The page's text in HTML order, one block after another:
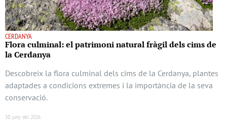
CERDANYA
Flora culminal: el patrimoni natural fràgil dels cims de
la Cerdanya
Descobreix la flora culminal dels cims de la Cerdanya, plantes
adaptades a condicions extremes i la importància de la seva
conservació.
30 juny del 2026